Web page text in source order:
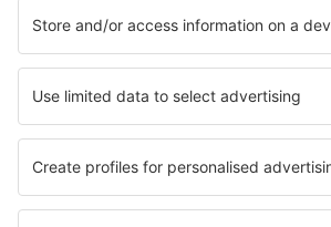
Cazare în Zermatt Cazare în Nendaz
Cazare în Chateau d'Oex Cazare în Gsteig
Cazare în Hasliberg Cazare în Klosters